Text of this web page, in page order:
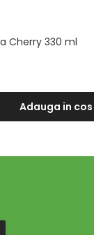
Cherry 330 ml
Adauga in cos